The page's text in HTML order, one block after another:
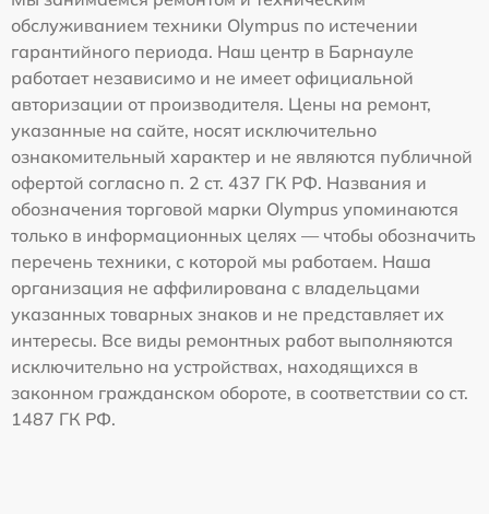
обслуживанием техники Olympus по истечении
гарантийного периода. Наш центр в Барнауле
работает независимо и не имеет официальной
авторизации от производителя. Цены на ремонт,
указанные на сайте, носят исключительно
ознакомительный характер и не являются публичной
офертой согласно п. 2 ст. 437 ГК РФ. Названия и
обозначения торговой марки Olympus упоминаются
только в информационных целях — чтобы обозначить
перечень техники, с которой мы работаем. Наша
организация не аффилирована с владельцами
указанных товарных знаков и не представляет их
интересы. Все виды ремонтных работ выполняются
исключительно на устройствах, находящихся в
законном гражданском обороте, в соответствии со ст.
1487 ГК РФ.